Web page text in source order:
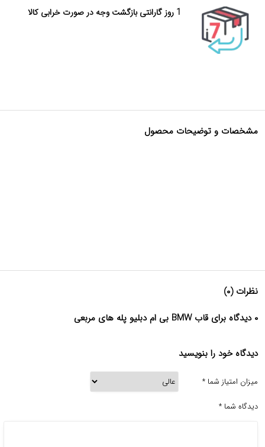
1 روز گارانتی بازگشت وجه در صورت خرابی کالا
مشخصات و توضیحات محصول
نظرات (۰)
۰ دیدگاه برای قاب BMW بی ام دبلیو پله های مربعی
دیدگاه خود را بنویسید
میزان امتیاز شما *
دیدگاه شما *